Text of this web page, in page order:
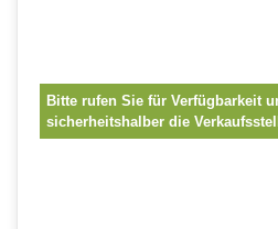
Bitte rufen Sie für Verfügbarkeit
sicherheitshalber die